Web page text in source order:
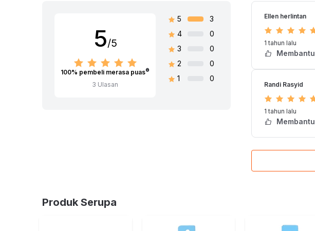
Dimensi produk: 26 cm x 7 cm x 25 cm
Mix
Dimensi Kemasan:
9.2 x 25.4 x 28.6
Berat:0.67 kg
SKU: 10507858
Nama Komoditas:
PEPPAPIG-MY 1ST TV 1684364
5/5
100% pembeli merasa puas
3 Ulasan
5
3
4
0
3
0
2
0
1
0
Ellen herlintan
1 tahun lalu
Membantu
Randi Rasyid
1 tahun lalu
Membantu
Produk Serupa